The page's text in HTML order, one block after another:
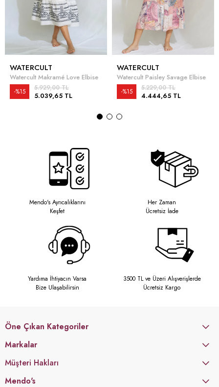
WATERCULT
Watercult Makramé Love Elbise
5.039,65 TL
5.929,00 TL
%15
WATERCULT
Watercult Paisley Savage Elbise
4.444,65 TL
5.229,00 TL
%15
Mendo's Ayrıcalıklarını
Keşfet
Her Zaman
Ücretsiz İade
Yardıma İhtiyacın Varsa
Bize Ulaşabilirsin
3500 TL ve Üzeri Alışverişlerde
Ücretsiz Kargo
Öne Çıkan Kategoriler
Markalar
Müşteri Hakları
Mendo's